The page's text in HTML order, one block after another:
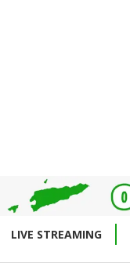
LIVE STREAMING